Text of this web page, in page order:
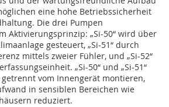
eine hohe Betriebssicherheit
Die drei Pumpen
Aktivierungsprinzip: „Si-50“ wird über
gesteuert, „Si-51“ durch
mittels zweier Fühler, und „Si-52“
„Si-50“ und „Si-51“
vom Innengerät montieren,
in sensiblen Bereichen wie
reduziert.